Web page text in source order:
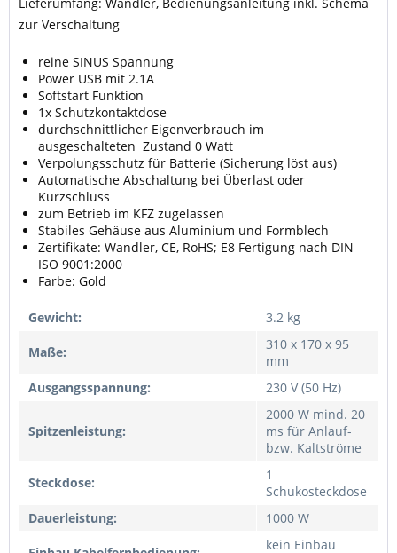
zur Verschaltung
reine SINUS Spannung
Power USB mit 2.1A
Softstart Funktion
1x Schutzkontaktdose
durchschnittlicher Eigenverbrauch im
ausgeschalteten Zustand 0 Watt
Verpolungsschutz für Batterie (Sicherung löst aus)
Automatische Abschaltung bei Überlast oder
Kurzschluss
zum Betrieb im KFZ zugelassen
Stabiles Gehäuse aus Aluminium und Formblech
Zertifikate: Wandler, CE, RoHS; E8 Fertigung nach DIN
ISO 9001:2000
Farbe: Gold
Gewicht: 3.2 kg
Maße:
310 x 170 x 95
mm
Ausgangsspannung:
230 V (50 Hz)
Spitzenleistung:
2000 W mind. 20
ms für Anlauf-
bzw. Kaltströme
Steckdose:
1
Schukosteckdose
Dauerleistung:
1000 W
kein Einbau